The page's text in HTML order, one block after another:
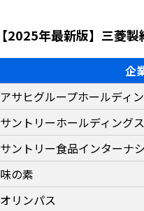
【2025年最新版】三菱
企
アサヒグループホールディ
サントリーホールディングス
サントリー食品インターナ
味の素
オリンパス